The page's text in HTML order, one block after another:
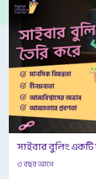
সাইবার বুলিং
৩ বছর আগে